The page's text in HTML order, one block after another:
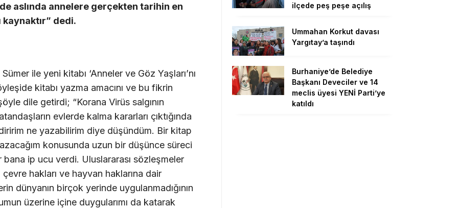
aslında annelere gerçekten tarihin en
kaynaktır” dedi.
ile yeni kitabı ‘Anneler ve Göz Yaşları’nı
kitabı yazma amacını ve bu fikrin
dile getirdi; “Korana Virüs salgının
evlerde kalma kararları çıktığında
ne yazabilirim diye düşündüm. Bir kitap
konusunda uzun bir düşünce süreci
bana ip ucu verdi. Uluslararası sözleşmeler
hakları ve hayvan haklarına dair
dünyanın birçok yerinde uygulanmadığının
üzerine içine duygularımı da katarak
ilçede peş peşe açılış
Ummahan Korkut davası
Yargıtay’a taşındı
Burhaniye’de Belediye
Başkanı Deveciler ve 14
meclis üyesi YENİ Parti’ye
katıldı